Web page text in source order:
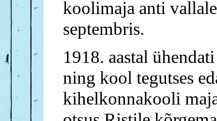
koolimaja anti
septembris.
1918. aastal
ning kool tegutses
kihelkonnakooli